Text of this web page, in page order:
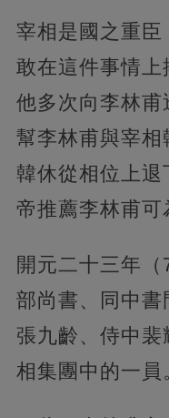
宰相是國之重臣
敢在這件事情上
他多次向李林
幫李林甫與宰相
韓休從相位上退
帝推薦李林甫可
開元二十三年
部尚書、同中
張九齡、侍中
相集團中的一員